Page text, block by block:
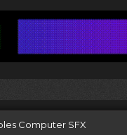
Computer SFX